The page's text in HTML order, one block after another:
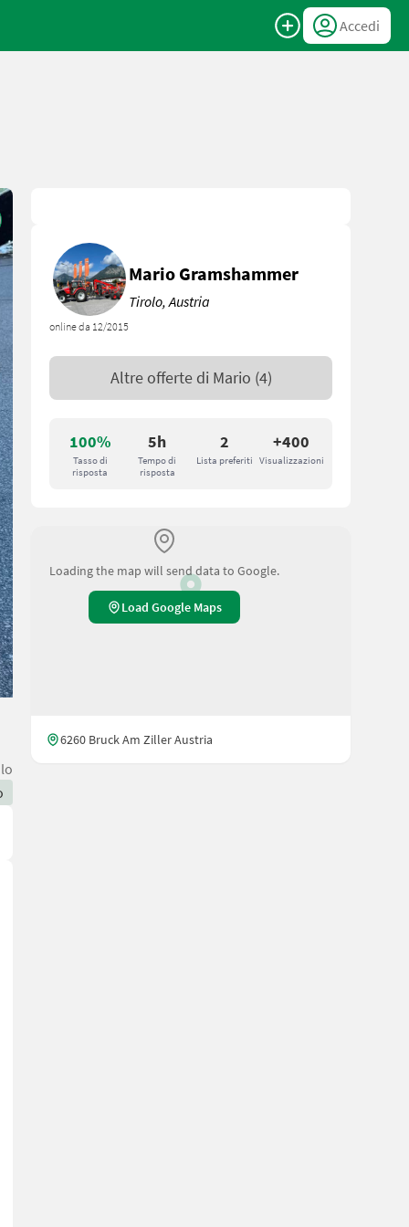
Accedi
100%
Tasso di
risposta
5h
Tempo di
risposta
2
Lista preferiti
+400
Visualizzazioni
online da 12/2015
Mario Gramshammer
Tirolo, Austria
Altre offerte di Mario (4)
Loading the map will send data to Google.
Load Google Maps
6260 Bruck Am Ziller Austria